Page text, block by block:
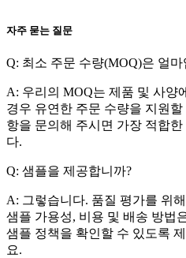
자주 묻는 질문
Q: 최소 주문 수량(MOQ)은 얼마
A: 우리의 MOQ는 제품 및 사양
경우 유연한 주문 수량을 지원
항을 문의해 주시면 가장 적합
다.
Q: 샘플을 제공합니까?
A: 그렇습니다. 품질 평가를 위
샘플 가용성, 비용 및 배송 방법
샘플 정책을 확인할 수 있도록
요.